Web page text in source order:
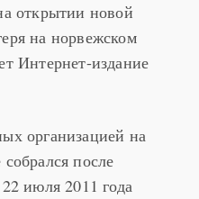
открытии новой
на норвежском
Интернет-издание
организацией на
после
июля 2011 года